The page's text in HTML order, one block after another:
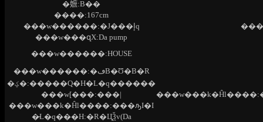
�嫬:B��
����:167cm
���w������:�J���إq
���w���զX:Da pump
���w������:HOUSE
���w������:�ڡB�Ʊ�B�R
�ؼ�:�����Q�H�L�q������
���w[���:���|
���w���k�Ĥl����:���ԡI�I
�̴L�q���H:�R�ЦѮv(Da